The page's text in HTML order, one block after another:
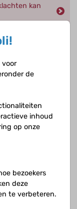
kan
ureters,
een
voor
de
inhoud
op onze
bezoekers
deze
te verbeteren.